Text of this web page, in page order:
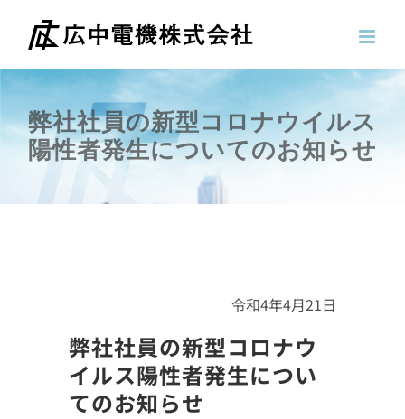
content
弊社社員の新型コロナウイルス
陽性者発生についてのお知らせ
令和4年4月21日
弊社社員の新型コロナウ
イルス陽性者発生につい
てのお知らせ